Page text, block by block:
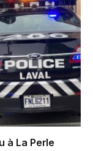
à La Perle